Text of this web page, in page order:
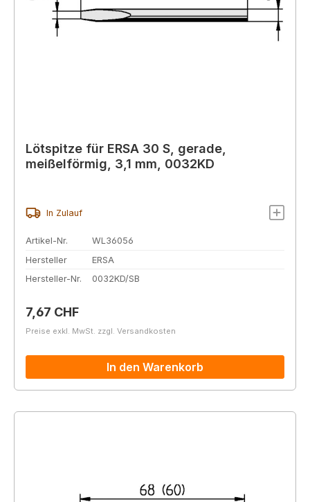
Lötspitze für ERSA 30 S, gerade,
meißelförmig, 3,1 mm, 0032KD
In Zulauf
Artikel-Nr.
WL36056
Hersteller
ERSA
Hersteller-Nr.
0032KD/SB
Regulärer Preis:
7,67 CHF
Preise exkl. MwSt. zzgl. Versandkosten
In den Warenkorb